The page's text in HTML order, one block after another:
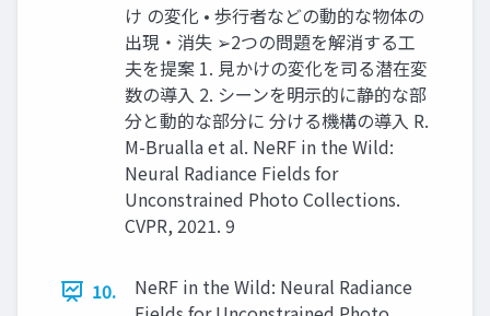
け の変化 • 歩行者などの動的な物体の
出現・消失 ➢2つの問題を解消する工
夫を提案 1. 見かけの変化を司る潜在変
数の導入 2. シーンを明示的に静的な部
分と動的な部分に 分ける機構の導入 R.
M-Brualla et al. NeRF in the Wild:
Neural Radiance Fields for
Unconstrained Photo Collections.
CVPR, 2021. 9
10.
NeRF in the Wild: Neural Radiance